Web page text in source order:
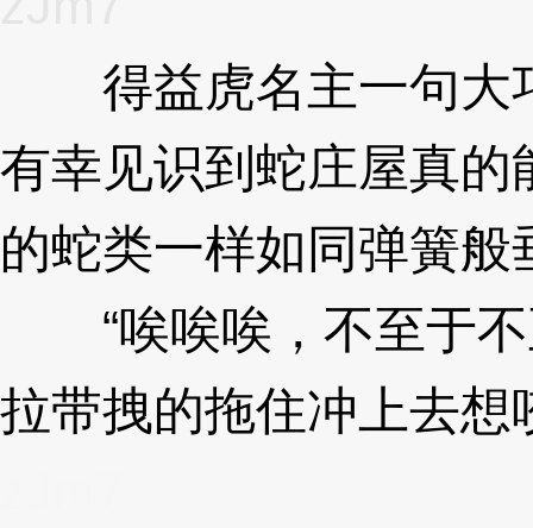
得益虎名主一句大
有幸见识到蛇庄屋真
的蛇类一样如同弹簧般
“唉唉唉，不至于不
拉带拽的拖住冲上去想